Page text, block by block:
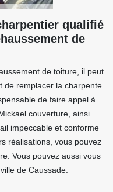
qualifié
de
de toiture, il peut
de remplacer la charpente
de faire appel à
couverture, ainsi
impeccable et conforme
réalisations, vous pouvez
Vous pouvez aussi vous
de Caussade.